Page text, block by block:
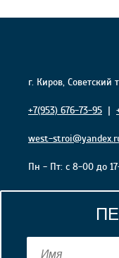
г. Киров, Советский
+7(953) 676-73-95 |
west-
Пн - Пт: с 8-00 до